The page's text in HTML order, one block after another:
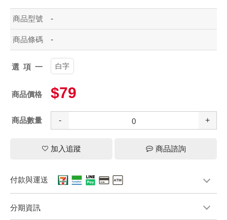
商品型號 -
商品條碼 -
選項一 白字
商品價格 $79
商品數量 - +
加入追蹤 商品諮詢
付款與運送
分期資訊